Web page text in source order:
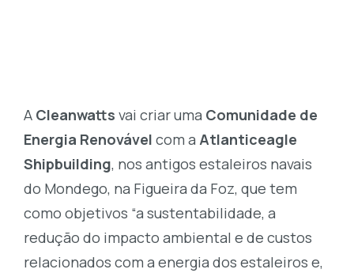
A Cleanwatts vai criar uma Comunidade de
Energia Renovável com a Atlanticeagle
Shipbuilding, nos antigos estaleiros navais
do Mondego, na Figueira da Foz, que tem
como objetivos “a sustentabilidade, a
redução do impacto ambiental e de custos
relacionados com a energia dos estaleiros e,